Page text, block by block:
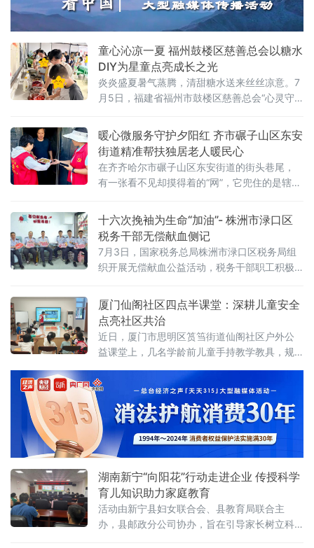
迅速响
童心沁凉一夏 福州鼓楼区慈善总会以糖水
DIY为星童点亮成长之光
炎炎盛夏暑气蒸腾，清甜糖水送来丝丝凉意。7
月5日，福建省福州市鼓楼区慈善总会“心灵守
水·童心沁凉一夏）在福建省体育中心“心灵守
望”融合基地温情启幕。十余组星童家庭与志愿
者齐聚一堂，以食育DIY驱散酷暑，在动手实践
中收获陪伴与成长。活动前期，工作人员精心
筹备全套食材，牛乳、椰汁搭配西瓜、火龙
暖心微服务守护夕阳红 齐市碾子山区东安
街道精准帮扶独居老人暖民心
在齐齐哈尔市碾子山区东安街道的街头巷尾，
有一张看不见却摸得着的“网”，它兜住的是辖区
情暖意。东安街道立足实际，创新实施“一人一
策”精准帮扶工作法，用常态化、全方位的贴心
服务，为独居老人的晚年生活撑起了一片晴
空。
十六次挽袖为生命“加油”- 株洲市渌口区
税务干部无偿献血侧记
7月3日，国家税务总局株洲市渌口区税务局组
织开展无偿献血公益活动，税务干部职工积极
社会温情，以实际行动诠释责任担当。活动现
场秩序井然，参加献血的干部职工在医护人员
引导下，依次完成信息登记、血压测量、血液
初筛等流程，分批有序挽袖献血。队伍中，既
有坚持多年参与公益的老同志，也有初次上阵
的年轻面孔。一袋袋殷红血液，汇聚成税务人
对生命的守护与
厦门仙阁社区四点半课堂：深耕儿童安全
点亮社区共治
近日，厦门市思明区筼筜街道仙阁社区户外公
益课堂上，几名学龄前儿童手持教学教具，规
场家长阵阵掌声。
湖南新宁“向阳花”行动走进企业 传授科学
育儿知识助力家庭教育
活动由新宁县妇女联合会、县教育局联合主
办，县邮政分公司协办，旨在引导家长树立科